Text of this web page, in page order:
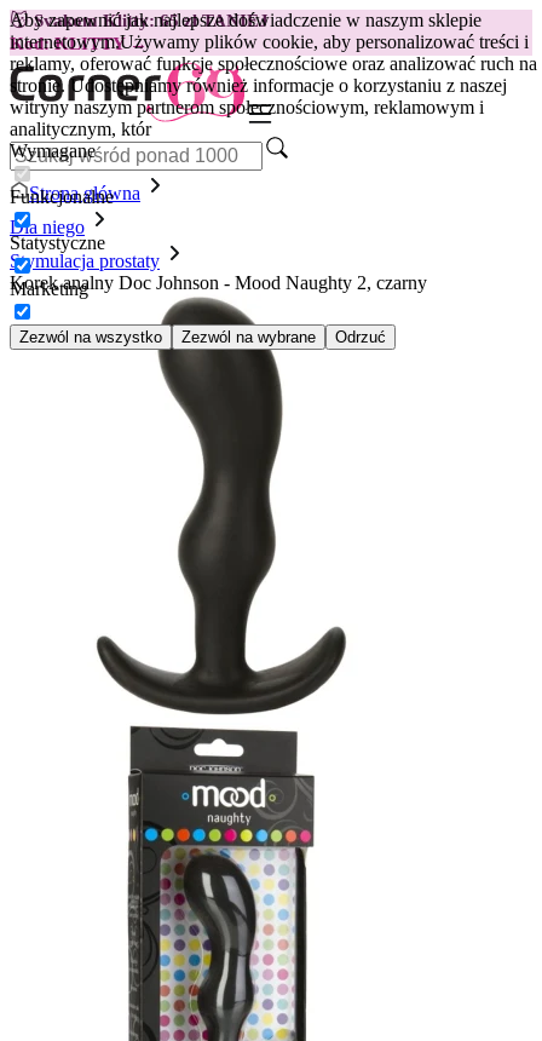
Aby zapewnić jak najlepsze doświadczenie w naszym sklepie
internetowym.Używamy plików cookie, aby personalizować treści i
reklamy, oferować funkcje społecznościowe oraz analizować ruch na
stronie. Udostępniamy również informacje o korzystaniu z naszej
witryny naszym partnerom społecznościowym, reklamowym i
analitycznym, któr
Wymagane
Funkcjonalne
Statystyczne
Marketing
Zezwól na wszystko Zezwól na wybrane Odrzuć
😽Svakom Klitty: 65 zł TANIEJ
Kod: KLITTY →
Strona główna
Dla niego
Stymulacja prostaty
Korek analny Doc Johnson - Mood Naughty 2, czarny